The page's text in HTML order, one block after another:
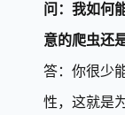
问：我如何
意的爬虫还
答：你很少
性，这就是